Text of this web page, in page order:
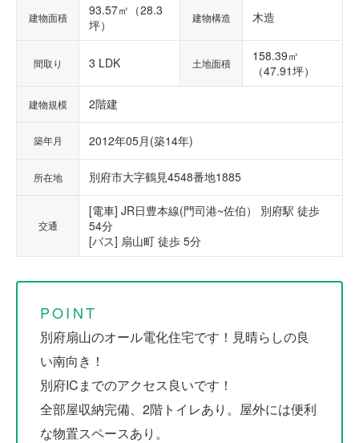
建物面積
93.57㎡（28.3
坪）
建物構造 木造
間取り 3 LDK 土地面積
158.39㎡
（47.91坪）
建物規模 2階建
築年月 2012年05月(築14年)
所在地 別府市大字鶴見4548番地1885
交通
[電車] JR日豊本線(門司港~佐伯） 別府駅 徒歩
54分
[バス] 扇山町 徒歩 5分
POINT
別府扇山のオール電化住宅です！見晴らしの良
い南向き！
別府ICまでのアクセス良いです！
全部屋収納完備、2階トイレあり。屋外には便利
な物置スペースあり。